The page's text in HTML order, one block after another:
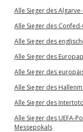
Alle Sieger des
Alle Sieger des
Alle Sieger des
Alle Sieger des
Alle Sieger des
Alle Sieger des
Alle Sieger des
Alle Sieger des UEFA-
Messepokals